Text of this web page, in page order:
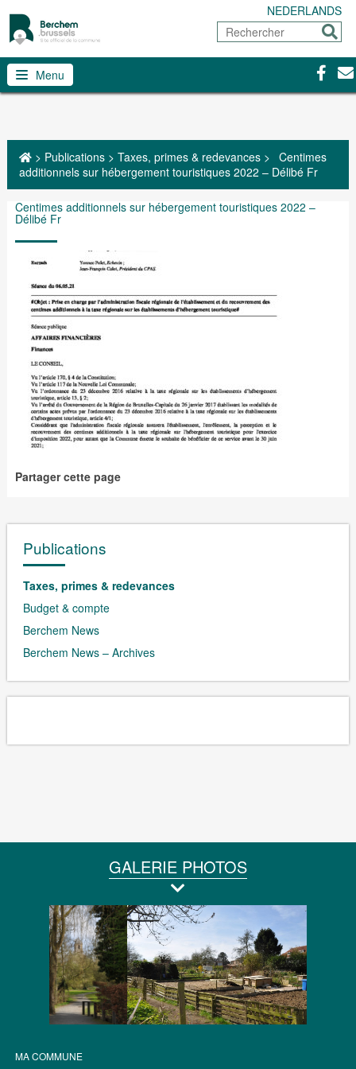
NEDERLANDS
Rechercher
Menu
> Publications> Taxes, primes & redevances> Centimes
additionnels sur hébergement touristiques 2022 – Délibé Fr
Centimes additionnels sur hébergement touristiques 2022 –
Délibé Fr
Partager cette page
Publications
Taxes, primes & redevances
Budget & compte
Berchem News
Berchem News – Archives
GALERIE PHOTOS
MA COMMUNE